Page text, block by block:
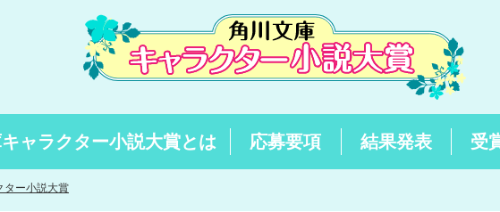
ャラクター小説大賞とは 応募要項 結果発表 受
ター小説大賞